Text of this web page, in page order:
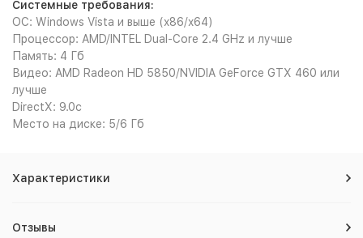
Системные требования:
ОС: Windows Vista и выше (x86/x64)
Процессор: AMD/INTEL Dual-Core 2.4 GHz и лучше
Память: 4 Гб
Видео: AMD Radeon HD 5850/NVIDIA GeForce GTX 460 или
лучше
DirectX: 9.0c
Место на диске: 5/6 Гб
Характеристики
Отзывы